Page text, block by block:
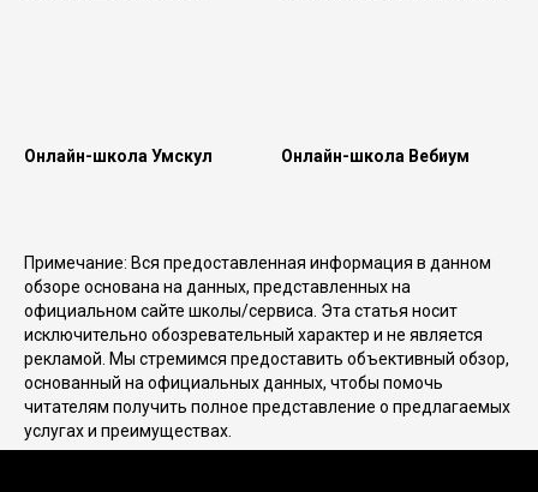
Онлайн-школа Умскул Онлайн-школа Вебиум
Примечание: Вся предоставленная информация в данном
обзоре основана на данных, представленных на
официальном сайте школы/сервиса. Эта статья носит
исключительно обозревательный характер и не является
рекламой. Мы стремимся предоставить объективный обзор,
основанный на официальных данных, чтобы помочь
читателям получить полное представление о предлагаемых
услугах и преимуществах.